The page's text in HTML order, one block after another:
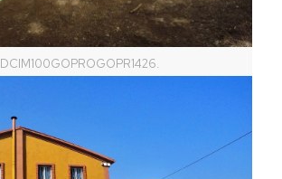
DCIM100GOPROGOPR1426.